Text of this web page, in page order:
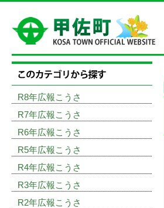
R8年広報こうさ
R7年広報こうさ
R6年広報こうさ
R5年広報こうさ
R4年広報こうさ
R3年広報こうさ
R2年広報こうさ